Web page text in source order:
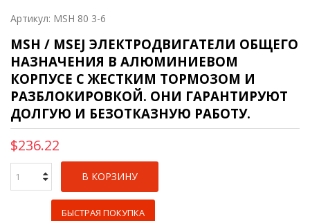
Артикул: MSH 80 3-6
MSH / MSEJ ЭЛЕКТРОДВИГАТЕЛИ ОБЩЕГО
НАЗНАЧЕНИЯ В АЛЮМИНИЕВОМ
КОРПУСЕ С ЖЕСТКИМ ТОРМОЗОМ И
РАЗБЛОКИРОВКОЙ. ОНИ ГАРАНТИРУЮТ
ДОЛГУЮ И БЕЗОТКАЗНУЮ РАБОТУ.
$236.22
В КОРЗИНУ
БЫСТРАЯ ПОКУПКА